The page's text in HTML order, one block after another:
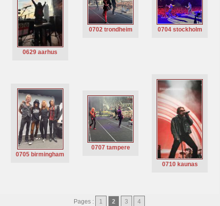
0629 aarhus
0702 trondheim 0704 stockholm
0705 birmingham
0707 tampere
0710 kaunas
Pages : 1 2 3 4